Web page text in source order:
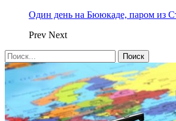
Один день на Бююкаде, паром из
Prev Next